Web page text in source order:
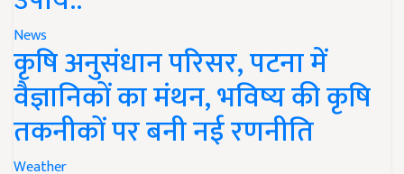
News
कृषि अनुसंधान परिसर, पटना में
वैज्ञानिकों का मंथन, भविष्य की कृषि
तकनीकों पर बनी नई रणनीति
Weather